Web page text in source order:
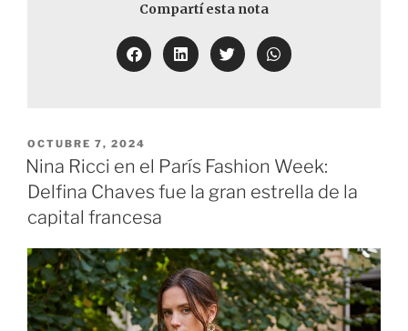
Compartí esta nota
OCTUBRE 7, 2024
Nina Ricci en el París Fashion Week:
Delfina Chaves fue la gran estrella de la
capital francesa